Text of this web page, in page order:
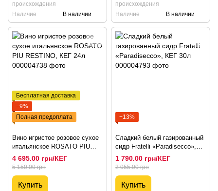
происхождения
Наличие В наличии
происхождения
Наличие В наличии
Бесплатная доставка
−9%
Полная предоплата
Вино игристое розовое сухое
итальянское ROSATO PIU
RESTINO, КЕГ 24л
4 695.00 грн/КЕГ
5 150.00 грн
Купить
−13%
Сладкий белый газированный
сидр Fratelli «Paradisecco»,
КЕГ 30л
1 790.00 грн/КЕГ
2 055.00 грн
Купить